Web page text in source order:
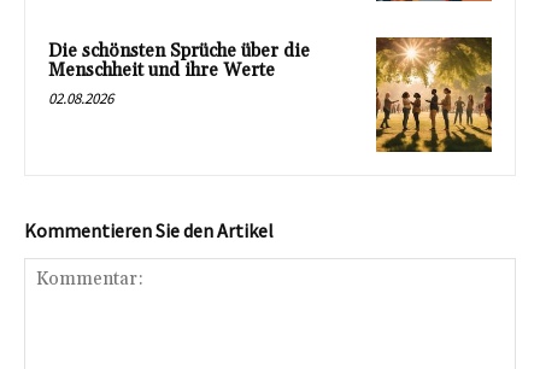
Die schönsten Sprüche über die
Menschheit und ihre Werte
02.08.2026
Kommentieren Sie den Artikel